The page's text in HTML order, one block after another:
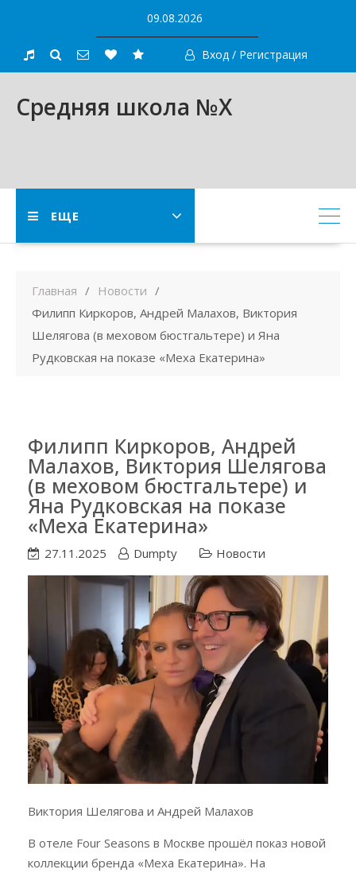
content
09.08.2026
Вход / Регистрация
Средняя школа №X
ЕЩЕ
Главная
Новости
Филипп Киркоров, Андрей Малахов, Виктория
Шелягова (в меховом бюстгальтере) и Яна
Рудковская на показе «Меха Екатерина»
Филипп Киркоров, Андрей
Малахов, Виктория Шелягова
(в меховом бюстгальтере) и
Яна Рудковская на показе
«Меха Екатерина»
27.11.2025 Dumpty Новости
Виктория Шелягова и Андрей Малахов
В отеле Four Seasons в Москве прошёл показ новой
коллекции бренда «Меха Екатерина». На